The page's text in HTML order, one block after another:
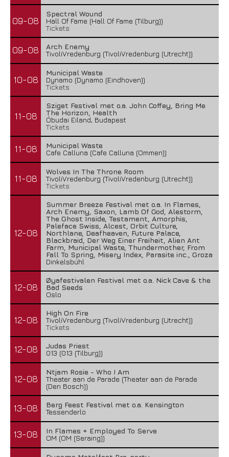
09-08
Spectral Wound
Hall Of Fame (Hall Of Fame (Tilburg))
Tickets
09-08
Arch Enemy
TivoliVredenburg (TivoliVredenburg (Utrecht))
10-08
Municipal Waste
Dynamo (Dynamo (Eindhoven))
Tickets
11-08
Sziget Festival met o.a. John Coffey, Bring Me
The Horizon, Health
Óbudai Eiland, Budapest
Tickets
11-08
Municipal Waste
Cafe Calluna (Cafe Calluna (Ommen))
11-08
Wolves In The Throne Room
TivoliVredenburg (TivoliVredenburg (Utrecht))
Tickets
12-08
Summer Breeze Festival met o.a. In Flames,
Arch Enemy, Saxon, Lamb Of God, Alestorm,
The Ghost Inside, Testament, Amorphis,
Paleface Swiss, Alcest, Orbit Culture,
Northlane, Deafheaven, Future Palace,
Blackbraid, Der Weg Einer Freiheit, Alien Ant
Farm, Municipal Waste, Thundermother, From
Fall To Spring, Misery Index, Parasite inc., Groza
Dinkelsbühl
12-08
Øyafestivalen Festival met o.a. Nick Cave & the
Bad Seeds
Oslo
12-08
High On Fire
TivoliVredenburg (TivoliVredenburg (Utrecht))
Tickets
12-08
Judas Priest
013 (013 (Tilburg))
12-08
Ntjam Rosie - Who I Am
Theater aan de Parade (Theater aan de Parade
(Den Bosch))
13-08
Berg Feest Festival met o.a. Kensington
Tessenderlo
13-08
In Flames + Employed To Serve
OM (OM (Seraing))